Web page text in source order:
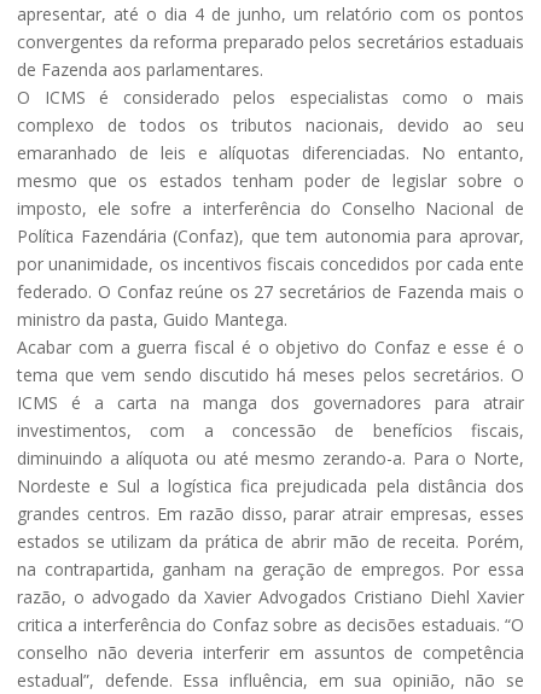
apresentar, até o dia 4 de junho, um relatório com os pontos
convergentes da reforma preparado pelos secretários estaduais
de Fazenda aos parlamentares.
O ICMS é considerado pelos especialistas como o mais
complexo de todos os tributos nacionais, devido ao seu
emaranhado de leis e alíquotas diferenciadas. No entanto,
mesmo que os estados tenham poder de legislar sobre o
imposto, ele sofre a interferência do Conselho Nacional de
Política Fazendária (Confaz), que tem autonomia para aprovar,
por unanimidade, os incentivos fiscais concedidos por cada ente
federado. O Confaz reúne os 27 secretários de Fazenda mais o
ministro da pasta, Guido Mantega.
Acabar com a guerra fiscal é o objetivo do Confaz e esse é o
tema que vem sendo discutido há meses pelos secretários. O
ICMS é a carta na manga dos governadores para atrair
investimentos, com a concessão de benefícios fiscais,
diminuindo a alíquota ou até mesmo zerando-a. Para o Norte,
Nordeste e Sul a logística fica prejudicada pela distância dos
grandes centros. Em razão disso, parar atrair empresas, esses
estados se utilizam da prática de abrir mão de receita. Porém,
na contrapartida, ganham na geração de empregos. Por essa
razão, o advogado da Xavier Advogados Cristiano Diehl Xavier
critica a interferência do Confaz sobre as decisões estaduais. “O
conselho não deveria interferir em assuntos de competência
estadual”, defende. Essa influência, em sua opinião, não se